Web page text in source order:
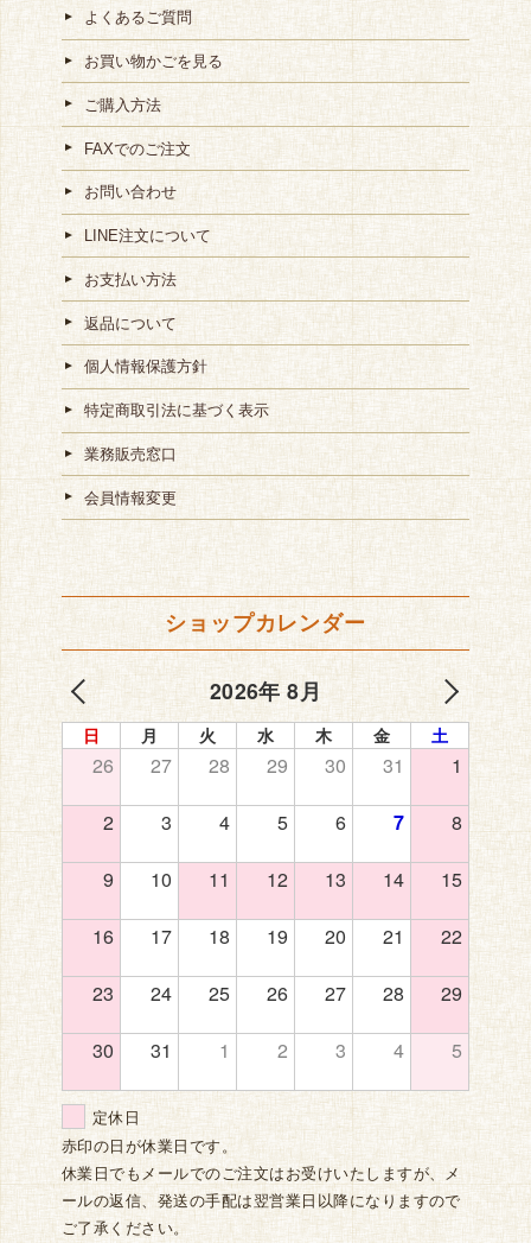
よくあるご質問
お買い物かごを見る
ご購入方法
FAXでのご注文
お問い合わせ
LINE注文について
お支払い方法
返品について
個人情報保護方針
特定商取引法に基づく表示
業務販売窓口
会員情報変更
ショップカレンダー
2026年 8月
日 月 火 水 木 金 土
26 27 28 29 30 31 1
2 3 4 5 6 7 8
9 10 11 12 13 14 15
16 17 18 19 20 21 22
23 24 25 26 27 28 29
30 31 1 2 3 4 5
定休日
赤印の日が休業日です。
休業日でもメールでのご注文はお受けいたしますが、メ
ールの返信、発送の手配は翌営業日以降になりますので
ご了承ください。